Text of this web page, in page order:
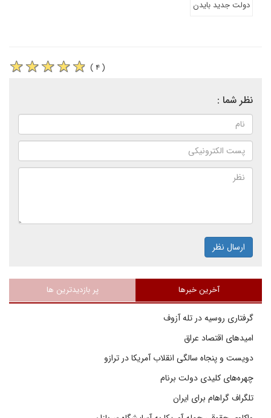
دولت جدید بایدن
( ۴ )
نظر شما :
ارسال نظر
آخرین خبرها پر بازدیدترین ها
گرفتاری روسیه در تله آزوف
امیدهای اقتصاد عراق
دویست و پنجاه سالگی انقلاب آمریکا در ترازو
چهره‌های کلیدی دولت برنام
تلگراف گراهام برای ایران